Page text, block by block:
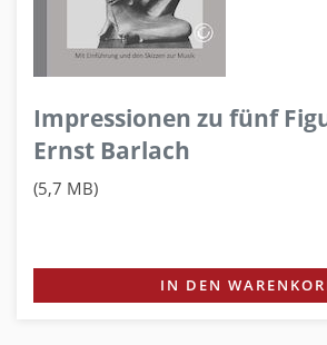
Impressionen zu fünf
Ernst Barlach
(5,7 MB)
IN DEN